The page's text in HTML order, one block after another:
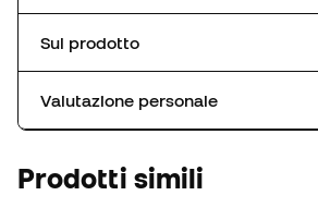
Sul prodotto
Valutazione personale
Prodotti simili